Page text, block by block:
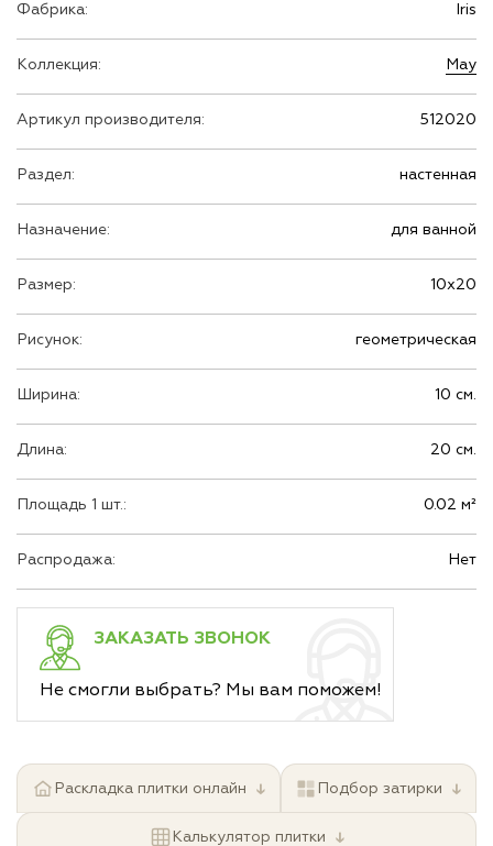
Фабрика: Iris
Коллекция: May
Артикул производителя: 512020
Раздел: настенная
Назначение: для ванной
Размер: 10х20
Рисунок: геометрическая
Ширина: 10 см.
Длина: 20 см.
Площадь 1 шт.: 0.02 м²
Распродажа: Нет
ЗАКАЗАТЬ ЗВОНОК
Не смогли выбрать? Мы вам поможем!
Раскладка плитки онлайн ↓ Подбор затирки ↓
Калькулятор плитки ↓